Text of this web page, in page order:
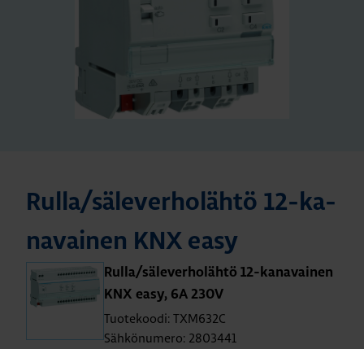
Rulla/sä­le­ver­ho­läh­tö 12-ka­
na­vai­nen KNX easy
Rulla/sä­le­ver­ho­läh­tö 12-ka­na­vai­nen
KNX easy, 6A 230V
Tuotekoodi: TXM632C
Sähkönumero: 2803441